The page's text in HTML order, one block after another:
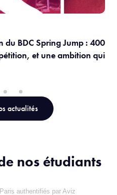
du BDC Spring Jump : 400
et une ambition qui
actualités
nos étudiants